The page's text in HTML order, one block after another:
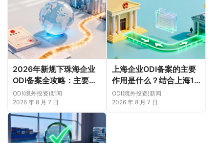
2026年新规下珠海企业
ODI备案全攻略：主要作
用、各区合规重点、外汇
登记与案例解析正规靠谱
代办中介推荐
ODI(境外投资)新闻
2026 年 8 月 7 日
上海企业ODI备案的主要
作用是什么？结合上海16
区企业特点，看懂2026
年境外投资合规逻辑
ODI(境外投资)新闻
2026 年 8 月 7 日